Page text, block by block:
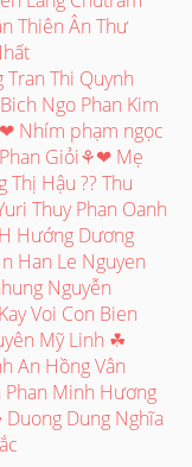
Thiên Ân Thư
Thi Quynh
Ngo Phan Kim
Nhím phạm ngọc
Giỏi⚘❤ Mẹ
Thị Hậu ?? Thu
Thuy Phan Oanh
Hướng Dương
Han Le Nguyen
Nguyễn
Voi Con Bien
Mỹ Linh ☘
An Hồng Vân
Phan Minh Hương
Dung Nghĩa